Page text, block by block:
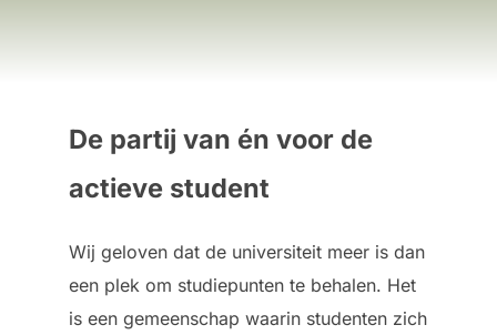
De partij van én voor de
actieve student
Wij geloven dat de universiteit meer is dan
een plek om studiepunten te behalen. Het
is een gemeenschap waarin studenten zich